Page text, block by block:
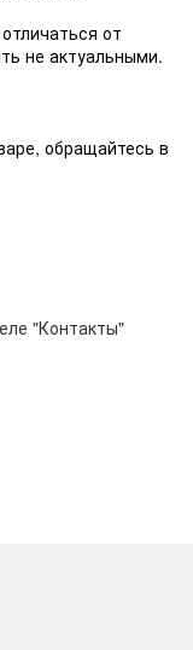
от
не актуальными.
обращайтесь в
"Контакты"